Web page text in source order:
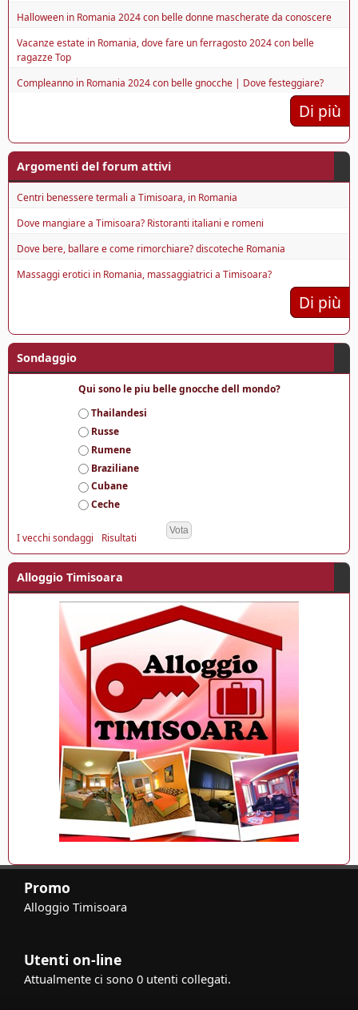
Halloween in Romania 2024 con belle donne mascherate da conoscere
Vacanze estate in Romania, dove fare un ferragosto 2024 con belle
ragazze Top
Compleanno in Romania 2024 con belle gnocche | Dove festeggiare?
Di più
Argomenti del forum attivi
Centri benessere termali a Timisoara, in Romania
Dove mangiare a Timisoara? Ristoranti italiani e romeni
Dove bere, ballare e come rimorchiare? discoteche Romania
Massaggi erotici in Romania, massaggiatrici a Timisoara?
Di più
Sondaggio
Qui sono le piu belle gnocche dell mondo?
S
c
e
l
t
e
Thailandesi
Russe
Rumene
Braziliane
Cubane
Ceche
I vecchi sondaggi Risultati
Alloggio Timisoara
Promo
Alloggio Timisoara
Utenti on-line
Attualmente ci sono 0 utenti collegati.